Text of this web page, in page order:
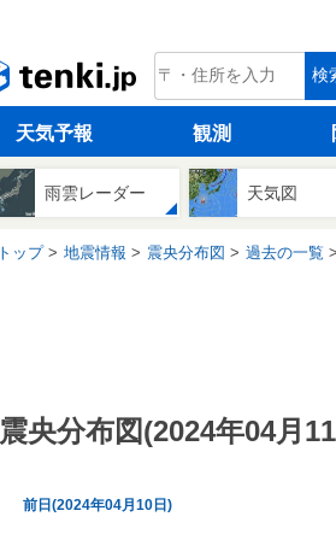
tenki.jp 検
天気予報 観測
雨雲レーダー 天気図
トップ 地震情報 震央分布図 過去の一覧
震央分布図(2024年04月
前日(2024年04月10日)